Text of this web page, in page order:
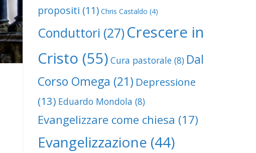
propositi (11) Chris Castaldo (4)
Conduttori (27) Crescere in
Cristo (55) Cura pastorale (8) Dal
Corso Omega (21) Depressione
(13) Eduardo Mondola (8)
Evangelizzare come chiesa (17)
Evangelizzazione (44)